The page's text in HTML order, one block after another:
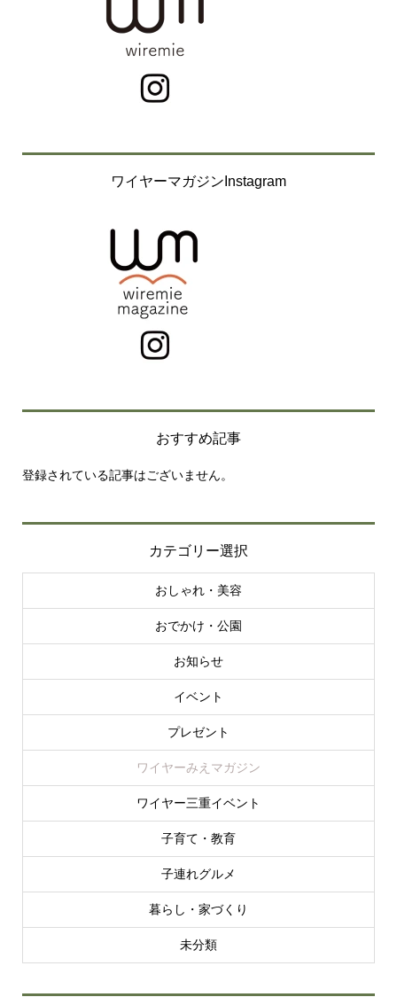
ワイヤーマガジンInstagram
おすすめ記事
登録されている記事はございません。
カテゴリー選択
おしゃれ・美容
おでかけ・公園
お知らせ
イベント
プレゼント
ワイヤーみえマガジン
ワイヤー三重イベント
子育て・教育
子連れグルメ
暮らし・家づくり
未分類